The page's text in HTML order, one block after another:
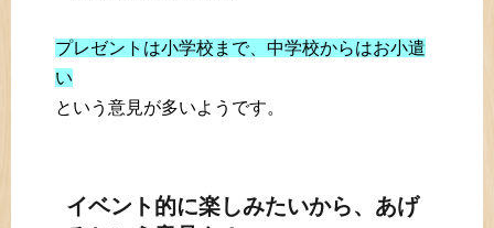
プレゼントは小学校まで、中学校からはお小遣
い
という意見が多いようです。
イベント的に楽しみたいから、あげ